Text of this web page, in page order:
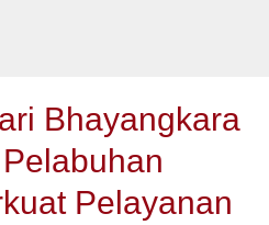
Bhayangkara
Pelayanan